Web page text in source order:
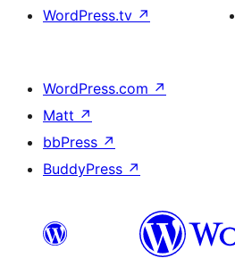
WordPress.tv ↗
WordPress.com ↗
Matt ↗
bbPress ↗
BuddyPress ↗